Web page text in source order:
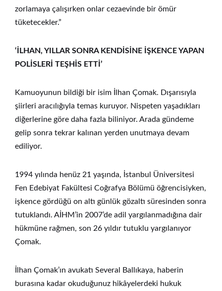
zorlamaya çalışırken onlar cezaevinde bir ömür
tüketecekler.”
‘İLHAN, YILLAR SONRA KENDİSİNE İŞKENCE YAPAN
POLİSLERİ TEŞHİS ETTİ’
Kamuoyunun bildiği bir isim İlhan Çomak. Dışarısıyla
şiirleri aracılığıyla temas kuruyor. Nispeten yaşadıkları
diğerlerine göre daha fazla biliniyor. Arada gündeme
gelip sonra tekrar kalınan yerden unutmaya devam
ediliyor.
1994 yılında henüz 21 yaşında, İstanbul Üniversitesi
Fen Edebiyat Fakültesi Coğrafya Bölümü öğrencisiyken,
işkence gördüğü on altı günlük gözaltı süresinden sonra
tutuklandı. AİHM’in 2007’de adil yargılanmadığına dair
hükmüne rağmen, son 26 yıldır tutuklu yargılanıyor
Çomak.
İlhan Çomak’ın avukatı Several Ballıkaya, haberin
burasına kadar okuduğunuz hikâyelerdeki hukuk